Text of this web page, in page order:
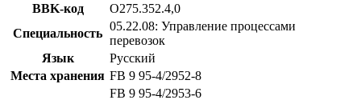
BBK-код
О275.352.4,0
Специальность
05.22.08: Управление процессами
перевозок
Язык
Русский
Места хранения FB 9 95-4/2952-8
FB 9 95-4/2953-6